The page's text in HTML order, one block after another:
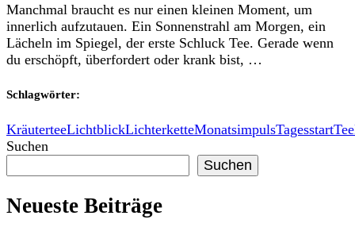
Manchmal braucht es nur einen kleinen Moment, um
innerlich aufzutauen. Ein Sonnenstrahl am Morgen, ein
Lächeln im Spiegel, der erste Schluck Tee. Gerade wenn
du erschöpft, überfordert oder krank bist, …
Schlagwörter:
KräuterteeLichtblickLichterketteMonatsimpulsTagesstart
Suchen
Suchen
Neueste Beiträge